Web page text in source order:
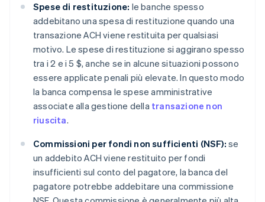
Spese di restituzione: le banche spesso
addebitano una spesa di restituzione quando una
transazione ACH viene restituita per qualsiasi
motivo. Le spese di restituzione si aggirano spesso
tra i 2 e i 5 $, anche se in alcune situazioni possono
essere applicate penali più elevate. In questo modo
la banca compensa le spese amministrative
associate alla gestione della transazione non
riuscita.
Commissioni per fondi non sufficienti (NSF): se
un addebito ACH viene restituito per fondi
insufficienti sul conto del pagatore, la banca del
pagatore potrebbe addebitare una commissione